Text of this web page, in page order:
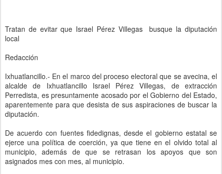
Tratan de evitar que Israel Pérez Villegas busque la diputación
local
Redacción
Ixhuatlancillo.- En el marco del proceso electoral que se avecina, el
alcalde de Ixhuatlancillo Israel Pérez Villegas, de extracción
Perredista, es presuntamente acosado por el Gobierno del Estado,
aparentemente para que desista de sus aspiraciones de buscar la
diputación.
De acuerdo con fuentes fidedignas, desde el gobierno estatal se
ejerce una política de coerción, ya que tiene en el olvido total al
municipio, además de que se retrasan los apoyos que son
asignados mes con mes, al municipio.